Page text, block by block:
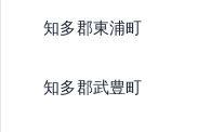
知多郡東浦町
知多郡武豊町